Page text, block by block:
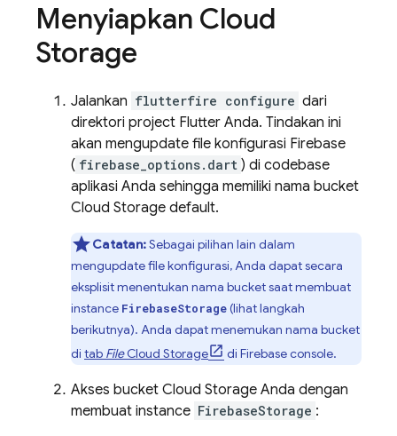
Menyiapkan Cloud
Storage
Jalankan flutterfire configure dari
direktori project Flutter Anda. Tindakan ini
akan mengupdate file konfigurasi Firebase
( firebase_options.dart ) di codebase
aplikasi Anda sehingga memiliki nama bucket
Cloud Storage default.
Catatan:Sebagai pilihan lain dalam
mengupdate file konfigurasi, Anda dapat secara
eksplisit menentukan nama bucket saat membuat
instance FirebaseStorage(lihat langkah
berikutnya). Anda dapat menemukan nama bucket
di tab File Cloud Storage di Firebaseconsole.
Akses bucket Cloud Storage Anda dengan
membuat instance FirebaseStorage :